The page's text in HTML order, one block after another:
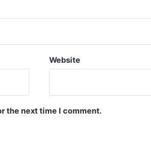
Website
the next time I comment.